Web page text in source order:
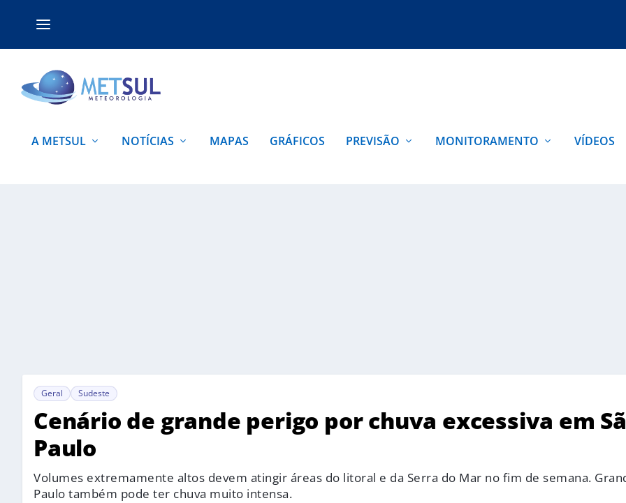
A METSUL NOTÍCIAS MAPAS GRÁFICOS PREVISÃO MONITORAMENTO VÍDEOS
Geral Sudeste
Cenário de grande perigo por chuva excessiva em
Paulo
Volumes extremamente altos devem atingir áreas do litoral e da Serra do Mar no fim de semana.
Paulo também pode ter chuva muito intensa.